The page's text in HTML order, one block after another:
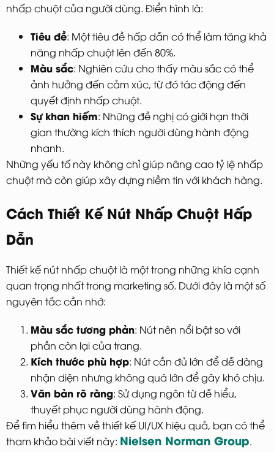
nhấp chuột của người dùng. Điển hình là:
Tiêu đề: Một tiêu đề hấp dẫn có thể làm tăng khả
năng nhấp chuột lên đến 80%.
Màu sắc: Nghiên cứu cho thấy màu sắc có thể
ảnh hưởng đến cảm xúc, từ đó tác động đến
quyết định nhấp chuột.
Sự khan hiếm: Những đề nghị có giới hạn thời
gian thường kích thích người dùng hành động
nhanh.
Những yếu tố này không chỉ giúp nâng cao tỷ lệ nhấp
chuột mà còn giúp xây dựng niềm tin với khách hàng.
Cách Thiết Kế Nút Nhấp Chuột Hấp
Dẫn
Thiết kế nút nhấp chuột là một trong những khía cạnh
quan trọng nhất trong marketing số. Dưới đây là một số
nguyên tắc cần nhớ:
Màu sắc tương phản: Nút nên nổi bật so với
phần còn lại của trang.
Kích thước phù hợp: Nút cần đủ lớn để dễ dàng
nhận diện nhưng không quá lớn để gây khó chịu.
Văn bản rõ ràng: Sử dụng ngôn từ dễ hiểu,
thuyết phục người dùng hành động.
Để tìm hiểu thêm về thiết kế UI/UX hiệu quả, bạn có thể
tham khảo bài viết này: Nielsen Norman Group.